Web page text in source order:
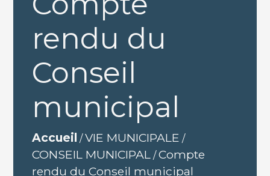
rendu du
Conseil
municipal
Accueil /VIE MUNICIPALE /
CONSEIL MUNICIPAL /Compte
rendu du Conseil municipal